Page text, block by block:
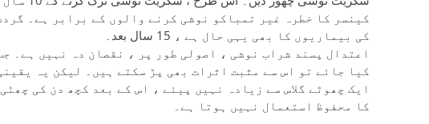
کینسر کا خطرہ غیر تمباکو نوشی کرنے والوں کے برابر ہے۔
کی بیماریوں کا بھی یہی حال ہے ، 15 سال بعد۔
اعتدال پسند شراب نوشی ، اصولی طور پر ، نقصان دہ نہیں ہے۔
کیا جائے تو اس سے مثبت اثرات بھی پڑ سکتے ہیں۔ لیکن یہ
ایک چھوٹے گلاس سے زیادہ نہیں پیئے ، اس کے بعد کچھ دن کی
کا محفوظ استعمال نہیں ہوتا ہے۔